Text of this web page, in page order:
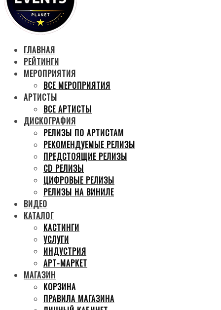
ГЛАВНАЯ
РЕЙТИНГИ
МЕРОПРИЯТИЯ
ВСЕ МЕРОПРИЯТИЯ
АРТИСТЫ
ВСЕ АРТИСТЫ
ДИСКОГРАФИЯ
РЕЛИЗЫ ПО АРТИСТАМ
РЕКОМЕНДУЕМЫЕ РЕЛИЗЫ
ПРЕДСТОЯЩИЕ РЕЛИЗЫ
CD РЕЛИЗЫ
ЦИФРОВЫЕ РЕЛИЗЫ
РЕЛИЗЫ НА ВИНИЛЕ
ВИДЕО
КАТАЛОГ
КАСТИНГИ
УСЛУГИ
ИНДУСТРИЯ
АРТ-МАРКЕТ
МАГАЗИН
КОРЗИНА
ПРАВИЛА МАГАЗИНА